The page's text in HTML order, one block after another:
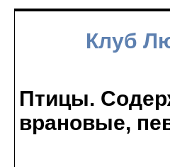
Клуб
Птицы.
врановые,